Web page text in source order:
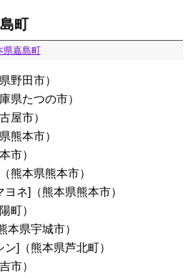
町
県嘉島町
野田市）
県たつの市）
屋市）
熊本市）
市）
熊本県熊本市）
ネ]（熊本県熊本市）
町）
本県宇城市）
]（熊本県芦北町）
市）